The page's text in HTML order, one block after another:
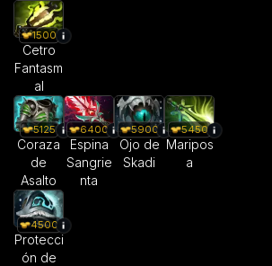
1500
Cetro
Fantasm
al
5125
Coraza
de
Asalto
6400
Espina
Sangrie
nta
5900
Ojo de
Skadi
5450
Maripos
a
4500
Protecci
ón de